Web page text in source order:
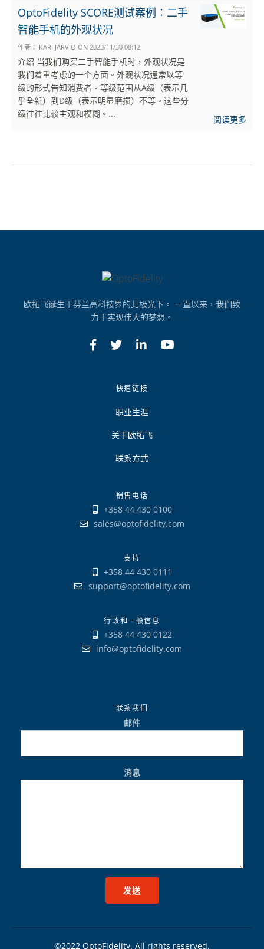
OptoFidelity SCORE测试案例：二手
智能手机的外观状况
作者： KARI JÄRVIÖ ON 2023/11/30 08:12
介绍 当我们购买二手智能手机时，外观状况是
我们着重考虑的一个方面。外观状况通常以等
级的形式告知消费者。等级范围从A级（表示几
乎全新）到D级（表示明显磨损）不等。这些分
级往往比较主观和模糊。...
阅读更多
欧拓飞诞生于芬兰高科技界的北极光下。 一直以来，我们致
力于实现伟大的梦想。
快速链接
职业生涯
关于欧拓飞
联系方式
销售电话
+358 44 430 0100
sales@optofidelity.com
支持
+358 44 430 0111
support@optofidelity.com
行政和一般信息
+358 44 430 0122
info@optofidelity.com
联系我们
邮件
消息
©2022 OptoFidelity. All rights reserved.